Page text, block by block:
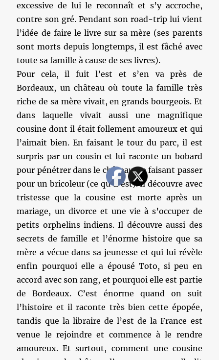
excessive de lui le reconnaît et s’y accroche,
contre son gré. Pendant son road-trip lui vient
l’idée de faire le livre sur sa mère (ses parents
sont morts depuis longtemps, il est fâché avec
toute sa famille à cause de ses livres).
Pour cela, il fuit l’est et s’en va près de
Bordeaux, un château où toute la famille très
riche de sa mère vivait, en grands bourgeois. Et
dans laquelle vivait aussi une magnifique
cousine dont il était follement amoureux et qui
l’aimait bien. En faisant le tour du parc, il est
surpris par un cousin et lui raconte un bobard
pour pénétrer dans le château, se faisant passer
pour un bricoleur (ce qu’il est). Il découvre avec
tristesse que la cousine est morte après un
mariage, un divorce et une vie à s’occuper de
petits orphelins indiens. Il découvre aussi des
secrets de famille et l’énorme histoire que sa
mère a vécue dans sa jeunesse et qui lui révèle
enfin pourquoi elle a épousé Toto, si peu en
accord avec son rang, et pourquoi elle est partie
de Bordeaux. C’est énorme quand on suit
l’histoire et il raconte très bien cette épopée,
tandis que la libraire de l’est de la France est
venue le rejoindre et commence à le rendre
amoureux. Et surtout, comment une cousine